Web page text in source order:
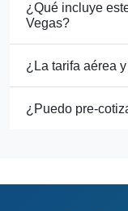
¿Qué incluye
Vegas?
¿La tarifa aérea
¿Puedo pre-